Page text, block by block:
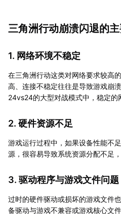
三角洲行动崩溃闪退的主
1. 网络环境不稳定
在三角洲行动这类对网络要求较高
高、连接不稳定往往是导致游戏崩
24vs24的大型对战模式中，稳定的
2. 硬件资源不足
游戏运行过程中，如果设备性能不
源，很容易导致系统资源分配不足
3. 驱动程序与游戏文件问题
过时的硬件驱动或损坏的游戏文件
备驱动与游戏不兼容或游戏核心文